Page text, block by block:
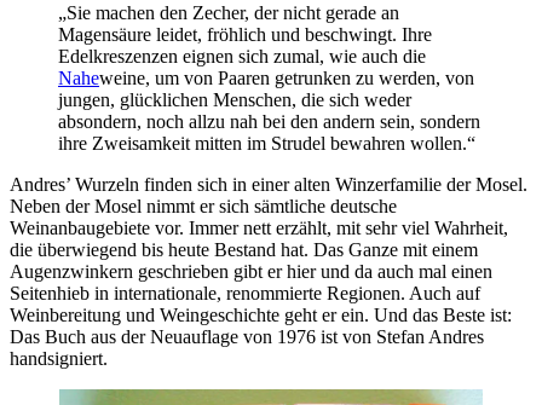
„Sie machen den Zecher, der nicht gerade an
Magensäure leidet, fröhlich und beschwingt. Ihre
Edelkreszenzen eignen sich zumal, wie auch die
Naheweine, um von Paaren getrunken zu werden, von
jungen, glücklichen Menschen, die sich weder
absondern, noch allzu nah bei den andern sein, sondern
ihre Zweisamkeit mitten im Strudel bewahren wollen.“
Andres’ Wurzeln finden sich in einer alten Winzerfamilie der Mosel.
Neben der Mosel nimmt er sich sämtliche deutsche
Weinanbaugebiete vor. Immer nett erzählt, mit sehr viel Wahrheit,
die überwiegend bis heute Bestand hat. Das Ganze mit einem
Augenzwinkern geschrieben gibt er hier und da auch mal einen
Seitenhieb in internationale, renommierte Regionen. Auch auf
Weinbereitung und Weingeschichte geht er ein. Und das Beste ist:
Das Buch aus der Neuauflage von 1976 ist von Stefan Andres
handsigniert.